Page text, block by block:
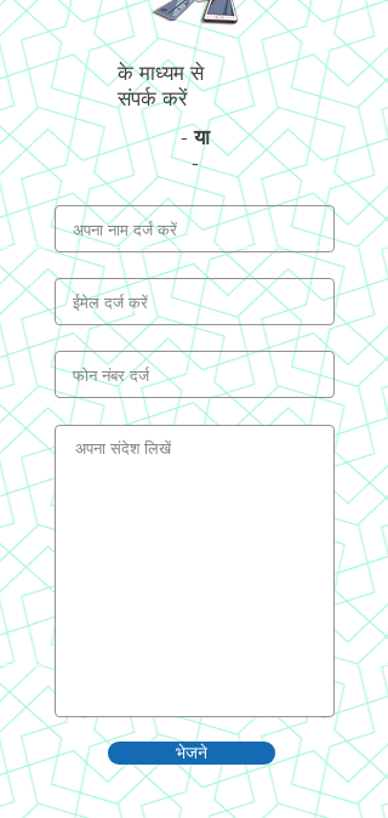
के माध्यम से
संपर्क करें
-या
-
भेजने